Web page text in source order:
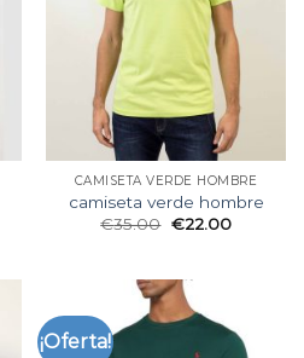
CAMISETA VERDE HOMBRE
camiseta verde hombre
€35.00 €22.00
¡Oferta!